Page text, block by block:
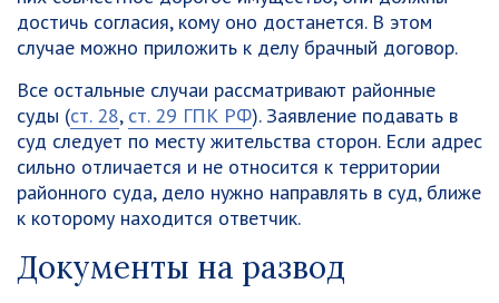
достичь согласия, кому оно достанется. В этом
случае можно приложить к делу брачный договор.
Все остальные случаи рассматривают районные
суды (ст. 28, ст. 29 ГПК РФ). Заявление подавать в
суд следует по месту жительства сторон. Если адрес
сильно отличается и не относится к территории
районного суда, дело нужно направлять в суд, ближе
к которому находится ответчик.
Документы на развод